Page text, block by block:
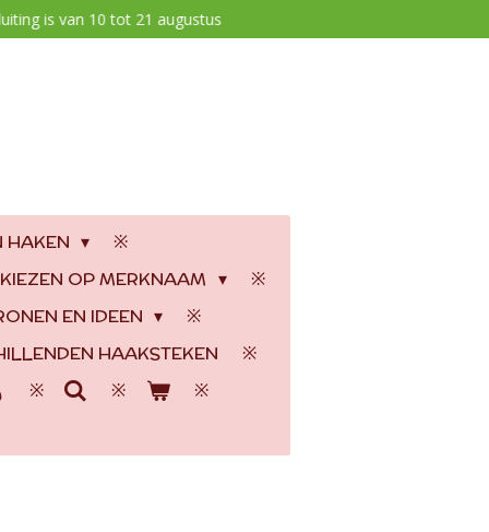
is van 10 tot 21 augustus
HAKEN
OP MERKNAAM
EN IDEEN
HAAKSTEKEN